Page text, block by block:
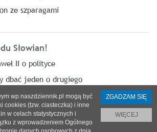
ze szparagami
Słowian!
II o polityce
dbać jeden o drugiego
nas| Reklama|Prenumerata|
wp.naszdziennik.pl mogą być
cookies (tzw. ciasteczka) i inne
w celach statystycznych i
z wprowadzeniem Ogólnego
ZGADZAM SIĘ
WIĘCEJ